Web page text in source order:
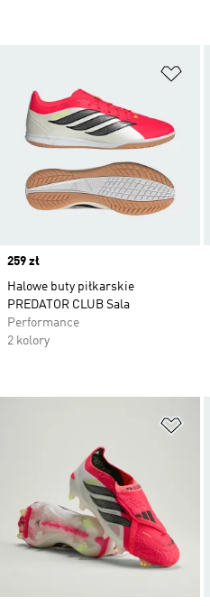
Price
259 zł
Halowe buty piłkarskie
PREDATOR CLUB Sala
Performance
2 kolory